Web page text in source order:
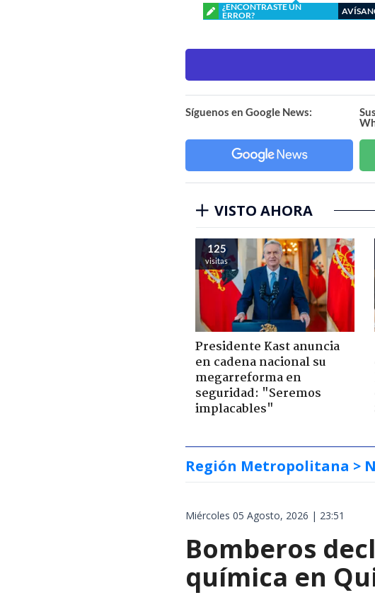
¿ENCONTRASTE UN
ERROR?
Síguenos en Google News:
VISTO AHORA
125
visitas
Presidente Kast anuncia
en cadena nacional su
megarreforma en
seguridad: "Seremos
implacables"
Región Metropolitana >
Miércoles 05 Agosto, 2026 | 23:51
Bomberos
química en